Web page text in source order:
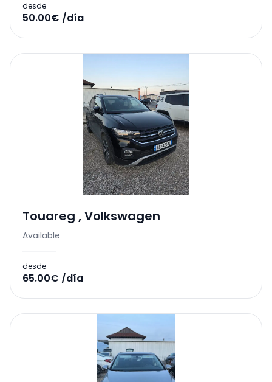
desde
50.00€ /día
Touareg ,Volkswagen
Available
desde
65.00€ /día